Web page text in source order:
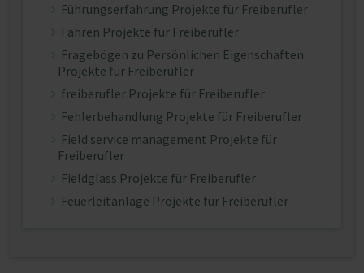
Führungserfahrung Projekte für Freiberufler
Fahren Projekte für Freiberufler
Fragebögen zu Persönlichen Eigenschaften
Projekte für Freiberufler
freiberufler Projekte für Freiberufler
Fehlerbehandlung Projekte für Freiberufler
Field service management Projekte für
Freiberufler
Fieldglass Projekte für Freiberufler
Feuerleitanlage Projekte für Freiberufler